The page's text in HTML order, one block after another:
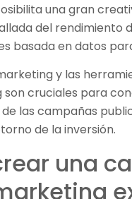
una gran
del rendimiento
basada en datos
y las
cruciales para
las campañas
de la inversión.
una